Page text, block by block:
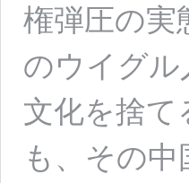
権弾圧の
のウイグ
文化を捨
も、その